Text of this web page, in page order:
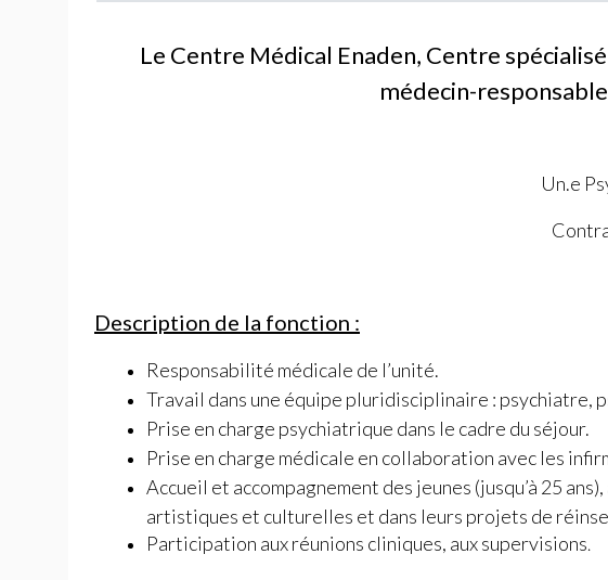
Le Centre Médical Enaden, Centre
médecin-
Un.e
Description de la fonction :
Responsabilité médicale de l’unité.
Travail dans une équipe pluridisciplinaire : psychiatre,
Prise en charge psychiatrique dans le cadre du séjour.
Prise en charge médicale en collaboration avec les
Accueil et accompagnement des jeunes (jusqu’à 25
artistiques et culturelles et dans leurs projets de
Participation aux réunions cliniques, aux supervisions